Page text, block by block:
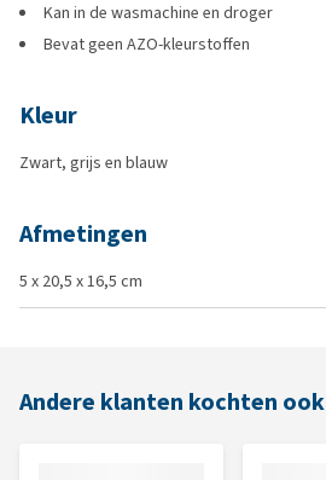
Kan in de wasmachine en droger
Bevat geen AZO-kleurstoffen
Kleur
Zwart, grijs en blauw
Afmetingen
5 x 20,5 x 16,5 cm
Andere klanten kochten ook